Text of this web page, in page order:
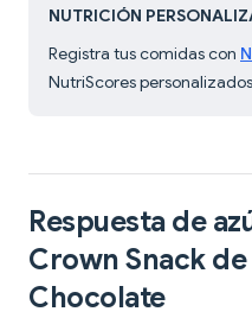
NUTRICIÓN
Registra tus comidas con
NutriScores
Respuesta de
Crown Snack
Chocolate